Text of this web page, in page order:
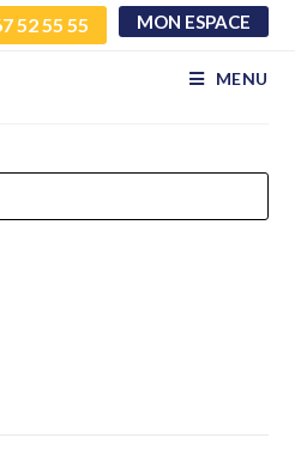
52 55 55 MON ESPACE
MENU
thxyjxmdow